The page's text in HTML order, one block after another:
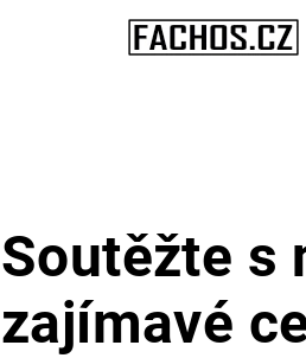
Soutěžte s
zajímavé